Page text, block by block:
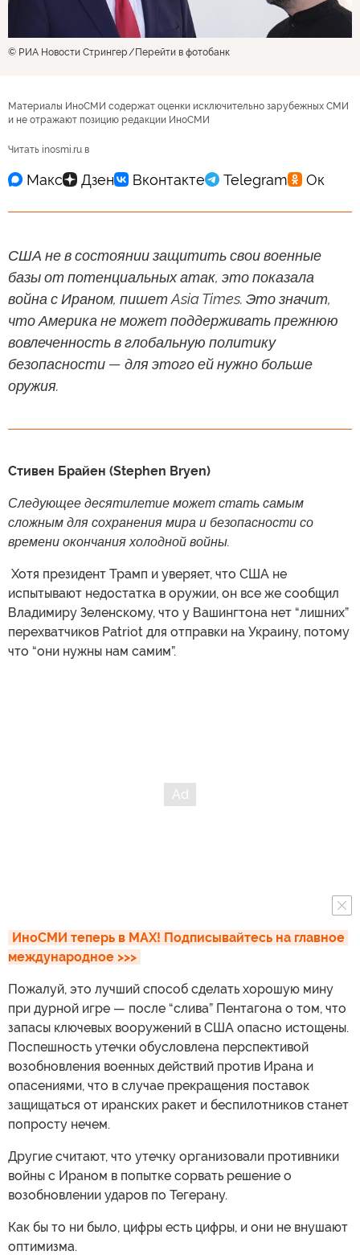
© РИА Новости Стрингер Перейти в фотобанк
Материалы ИноСМИ содержат оценки исключительно зарубежных СМИ
и не отражают позицию редакции ИноСМИ
Читать inosmi.ru в
США не в состоянии защитить свои военные
базы от потенциальных атак, это показала
война с Ираном, пишет Asia Times. Это значит,
что Америка не может поддерживать прежнюю
вовлеченность в глобальную политику
безопасности — для этого ей нужно больше
оружия.
Стивен Брайен (Stephen Bryen)
Следующее десятилетие может стать самым
сложным для сохранения мира и безопасности со
времени окончания холодной войны.
​ Хотя президент Трамп и уверяет, что США не
испытывают недостатка в оружии, он все же сообщил
Владимиру Зеленскому, что у Вашингтона нет “лишних”
перехватчиков Patriot для отправки на Украину, потому
что “они нужны нам самим”.
ИноСМИ теперь в MAX! Подписывайтесь на главное
международное >>>
Пожалуй, это лучший способ сделать хорошую мину
при дурной игре — после “слива” Пентагона о том, что
запасы ключевых вооружений в США опасно истощены.
Поспешность утечки обусловлена перспективой
возобновления военных действий против Ирана и
опасениями, что в случае прекращения поставок
защищаться от иранских ракет и беспилотников станет
попросту нечем.
Другие считают, что утечку организовали противники
войны с Ираном в попытке сорвать решение о
возобновлении ударов по Тегерану.
Как бы то ни было, цифры есть цифры, и они не внушают
оптимизма.